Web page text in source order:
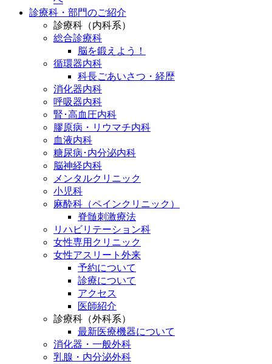
診療科・部門のご紹介
診療科（内科系）
総合診療科
脳を鍛えよう！
循環器内科
科長ごあいさつ・経歴
消化器内科
呼吸器内科
腎･高血圧内科
膠原病・リウマチ内科
血液内科
糖尿病･内分泌内科
脳神経内科
メンタルクリニック
小児科
麻酔科（ペインクリニック）
脊髄刺激療法
リハビリテーション科
女性専用クリニック
女性アスリート外来
予約について
診療について
アクセス
医師紹介
診療科（外科系）
最新医療機器について
消化器・一般外科
乳腺・内分泌外科